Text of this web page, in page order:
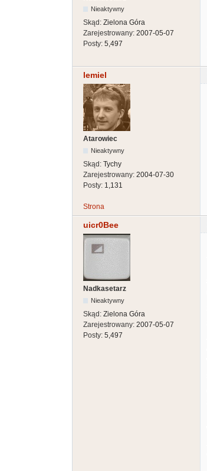
Nieaktywny
Skąd: Zielona Góra
Zarejestrowany: 2007-05-07
Posty: 5,497
lemiel
Atarowiec
Nieaktywny
Skąd: Tychy
Zarejestrowany: 2004-07-30
Posty: 1,131
Strona
uicr0Bee
Nadkasetarz
Nieaktywny
Skąd: Zielona Góra
Zarejestrowany: 2007-05-07
Posty: 5,497